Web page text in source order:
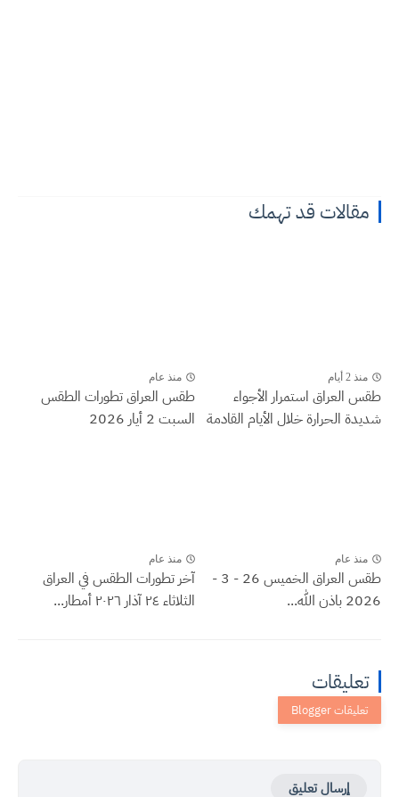
مقالات قد تهمك
منذ 2 أيام
طقس العراق ‏استمرار الأجواء
شديدة الحرارة خلال الأيام القادمة
منذ عام
طقس العراق تطورات الطقس
السبت 2 أيار 2026
منذ عام
طقس العراق الخميس 26 - 3 -
2026 باذن الله...
منذ عام
آخر تطورات الطقس في العراق
الثلاثاء ٢٤ آذار ٢٠٢٦ أمطار...
تعليقات
إرسال تعليق